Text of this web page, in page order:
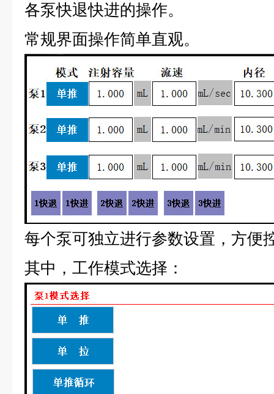
各泵快退快进的操作。
常规界面操作简单直观。
每个泵可独立进行参数设置，方便
其中，工作模式选择：